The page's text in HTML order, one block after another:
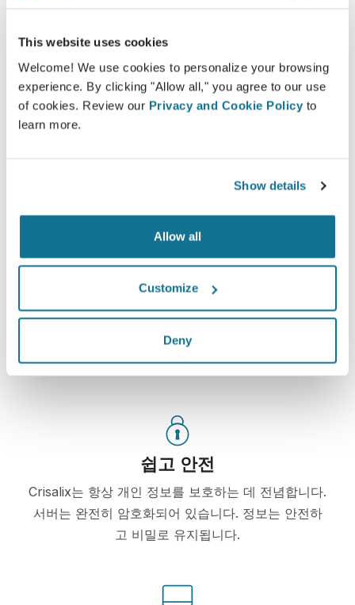
This website uses cookies
Welcome! We use cookies to personalize your browsing
experience. By clicking "Allow all," you agree to our use
of cookies. Review our Privacy and Cookie Policy to
learn more.
Show details
Allow all
Customize
Deny
가장 잘 어울리는 것이 무엇인지 알고 싶습
상담 후 집에서 "새로운 모습"에 액세스할 수 있도록
Mário Medeiros님이 Crisalix 계정에 액세스 권한을 줄
수 있습니다. 이렇게 하면 가족이나 친구 또는 의견을 원하
당신의 새로운 모습을 지금 보세요!
쉽고 안전
Crisalix는 항상 개인 정보를 보호하는 데 전념합니다.
서버는 완전히 암호화되어 있습니다. 정보는 안전하
고 비밀로 유지됩니다.